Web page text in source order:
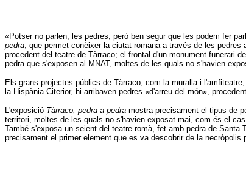
«Potser no parlen, les pedres, però ben segur que les podem fer
pedra , que permet conèixer la ciutat romana a través de les
procedent del teatre de Tàrraco; el frontal d'un monument funerari
pedra que s'exposen al MNAT, moltes de les quals no s'havien
Els grans projectes públics de Tàrraco, com la muralla i
la Hispània Citerior, hi arribaven pedres «d'arreu del món»,
L'exposició Tàrraco, pedra a pedra mostra precisament el tipus de
territori, moltes de les quals no s'havien exposat mai, com és el
També s'exposa un seient del teatre romà, fet amb pedra de
precisament el primer element que es va descobrir de la